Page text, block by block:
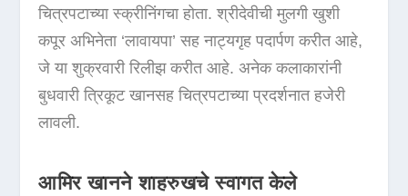
चित्रपटाच्या स्क्रीनिंगचा होता. श्रीदेवीची मुलगी खुशी
कपूर अभिनेता ‘लावायपा’ सह नाट्यगृह पदार्पण करीत आहे,
जे या शुक्रवारी रिलीझ करीत आहे. अनेक कलाकारांनी
बुधवारी त्रिकूट खानसह चित्रपटाच्या प्रदर्शनात हजेरी
लावली.
आमिर खानने शाहरुखचे स्वागत केले